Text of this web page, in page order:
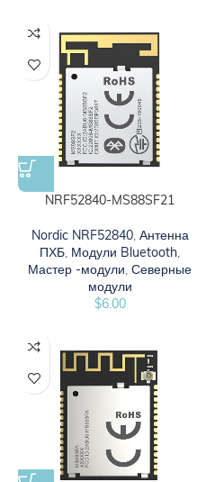
NRF52840-MS88SF21
Nordic NRF52840, Антенна
ПХБ, Модули Bluetooth,
Мастер -модули, Северные
модули
$6.00